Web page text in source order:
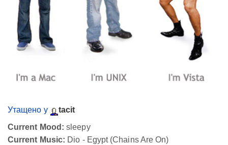
Утащено у
tacit
Current Mood: sleepy
Current Music: Dio - Egypt (Chains Are On)